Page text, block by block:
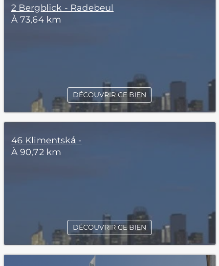
2 Bergblick - Radebeul
À 73,64 km
DÉCOUVRIR CE BIEN
46 Klimentská -
À 90,72 km
DÉCOUVRIR CE BIEN